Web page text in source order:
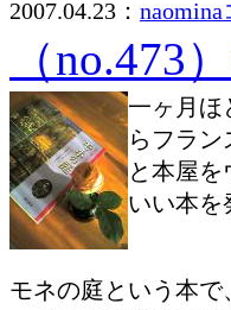
2007.04.23： naomina
（no.473
一ヶ月ほ
らフラ
と本屋
いい本を
モネの庭という本